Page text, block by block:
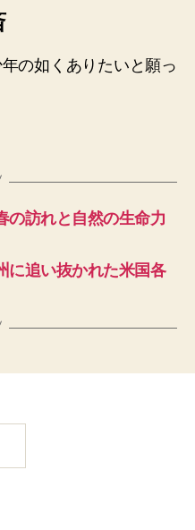
の如くありたいと願っ
の訪れと自然の生命力
に追い抜かれた米国各